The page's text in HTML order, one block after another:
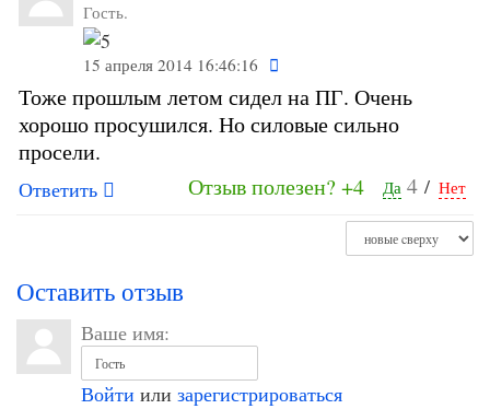
Гость.
15 апреля 2014 16:46:16
Тоже прошлым летом сидел на ПГ. Очень
хорошо просушился. Но силовые сильно
просели.
Да 4 / Нет
Отзыв полезен?+4
Ответить
Оставить отзыв
Ваше имя:
Войти или зарегистрироваться